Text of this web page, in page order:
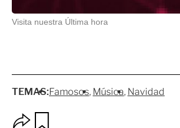
Visita nuestra Última hora
TEMAS:Famosos Música Navidad